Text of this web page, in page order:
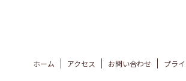
ホーム アクセス お問い合わせ プラ